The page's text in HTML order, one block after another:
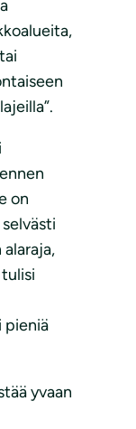
on
pieniä
yvaan